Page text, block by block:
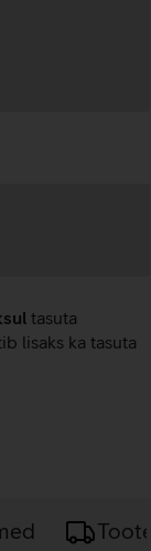
tasuta
lisaks ka tasuta